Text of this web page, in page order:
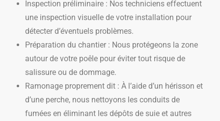
Inspection préliminaire : Nos techniciens effectuent
une inspection visuelle de votre installation pour
détecter d’éventuels problèmes.
Préparation du chantier : Nous protégeons la zone
autour de votre poêle pour éviter tout risque de
salissure ou de dommage.
Ramonage proprement dit : À l’aide d’un hérisson et
d’une perche, nous nettoyons les conduits de
fumées en éliminant les dépôts de suie et autres